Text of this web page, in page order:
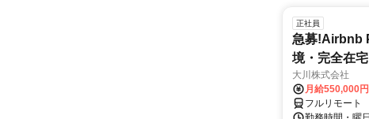
正社員
急募!Airbnb
境・完全在
大川株式会社
月給550,000円
フルリモート